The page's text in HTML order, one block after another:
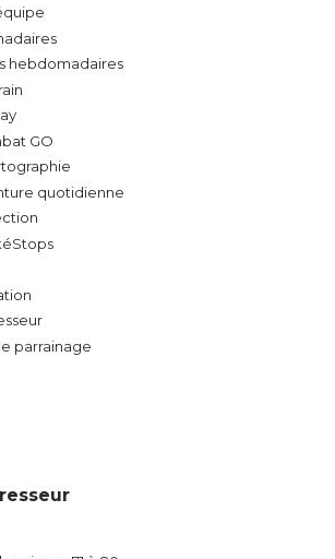
hebdomadaires
GO
quotidienne
parrainage